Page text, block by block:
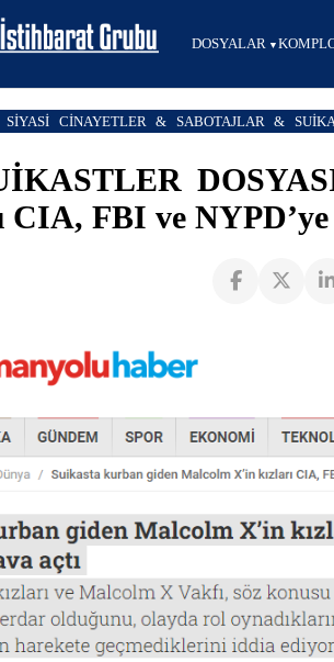
DOSYALAR
CİNAYETLER & SABOTAJLAR &
CIA, FBI ve NYPD’ye